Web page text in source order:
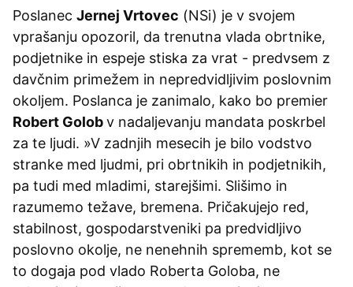
Poslanec Jernej Vrtovec (NSi) je v svojem
vprašanju opozoril, da trenutna vlada obrtnike,
podjetnike in espeje stiska za vrat - predvsem z
davčnim primežem in nepredvidljivim poslovnim
okoljem. Poslanca je zanimalo, kako bo premier
Robert Golobv nadaljevanju mandata poskrbel
za te ljudi. »V zadnjih mesecih je bilo vodstvo
stranke med ljudmi, pri obrtnikih in podjetnikih,
pa tudi med mladimi, starejšimi. Slišimo in
razumemo težave, bremena. Pričakujejo red,
stabilnost, gospodarstveniki pa predvidljivo
poslovno okolje, ne nenehnih sprememb, kot se
to dogaja pod vlado Roberta Goloba, ne